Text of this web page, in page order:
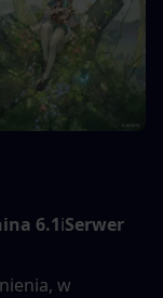
6.1iSerwer
w